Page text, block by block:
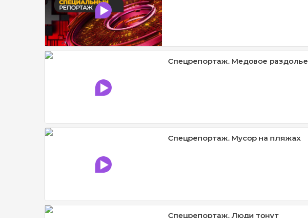
Спецрепортаж. Медовое раздолье
Спецрепортаж. Мусор на пляжах
Спецрепортаж. Люди тонут